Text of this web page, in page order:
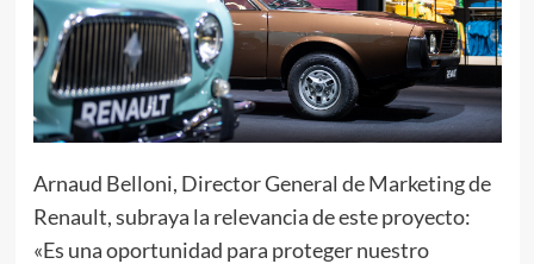
Arnaud Belloni, Director General de Marketing de
Renault, subraya la relevancia de este proyecto:
«Es una oportunidad para proteger nuestro